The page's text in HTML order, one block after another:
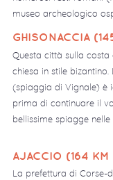
museo archeologico
GHISONACCIA
Questa città sulla
chiesa in stile
(spiaggia di Vignale) è
prima di continuare il
bellissime spiagge nelle
AJACCIO (164 KM
La prefettura di Corse-